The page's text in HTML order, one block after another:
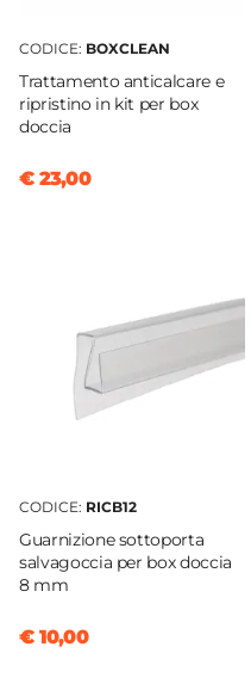
CODICE: BOXCLEAN
Trattamento anticalcare e
ripristino in kit per box
doccia
€ 23,00
CODICE: RICB12
Guarnizione sottoporta
salvagoccia per box doccia
8 mm
€ 10,00